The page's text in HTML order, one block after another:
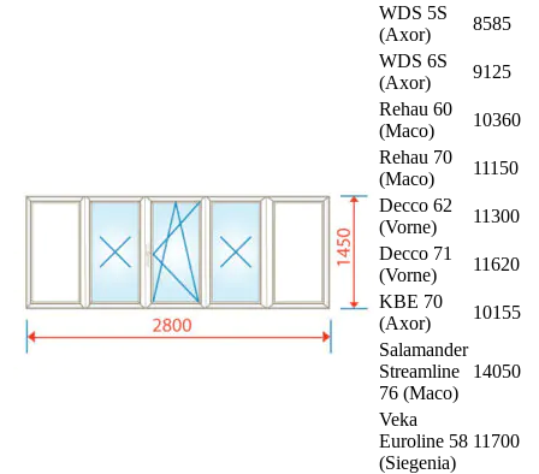
WDS 5S
(Axor)
8585
WDS 6S
(Axor)
9125
Rehau 60
(Maco)
10360
Rehau 70
(Maco)
11150
Decco 62
(Vorne)
11300
Decco 71
(Vorne)
11620
KBE 70
(Axor)
10155
Salamander
Streamline
76 (Maco)
14050
Veka
Euroline 58
(Siegenia)
11700